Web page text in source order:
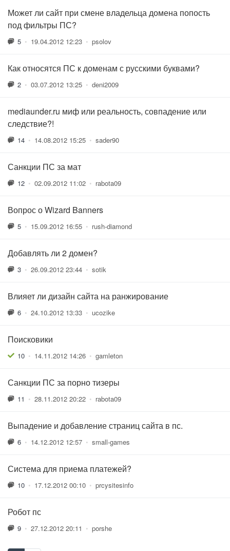
Может ли сайт при смене владельца домена попость
под фильтры ПС?
5 • 19.04.2012 12:23 • psolov
Как относятся ПС к доменам с русскими буквами?
2 • 03.07.2012 13:25 • deni2009
mediaunder.ru миф или реальность, совпадение или
следствие?!
14 • 14.08.2012 15:25 • sader90
Санкции ПС за мат
12 • 02.09.2012 11:02 • rabota09
Вопрос о Wizard Banners
5 • 15.09.2012 16:55 • rush-diamond
Добавлять ли 2 домен?
3 • 26.09.2012 23:44 • sotik
Влияет ли дизайн сайта на ранжирование
6 • 24.10.2012 13:33 • ucozike
Поисковики
10 • 14.11.2012 14:26 • gamleton
Санкции ПС за порно тизеры
11 • 28.11.2012 20:22 • rabota09
Выпадение и добавление страниц сайта в пс.
6 • 14.12.2012 12:57 • small-games
Система для приема платежей?
10 • 17.12.2012 00:10 • prcysitesinfo
Робот пс
9 • 27.12.2012 20:11 • porshe